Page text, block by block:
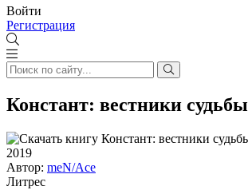
Войти
Регистрация
Констант: вестники судьбы
2019
Автор: meN/Ace
Литрес